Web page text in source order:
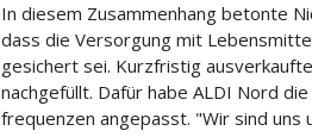
In diesem Zusammenhang betonte
dass die Versorgung mit
gesichert sei. Kurzfristig
nachgefüllt. Dafür habe ALDI Nord
frequenzen angepasst. "Wir sind